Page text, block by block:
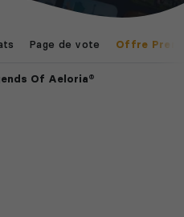
Page de vote Offre
Of Aeloria®